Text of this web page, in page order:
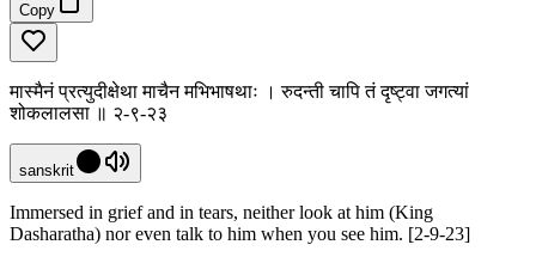
Copy
मास्मैनं प्रत्युदीक्षेथा माचैन मभिभाषथाः । रुदन्ती चापि तं दृष्ट्वा जगत्यां
शोकलालसा ॥ २-९-२३
sanskrit
Immersed in grief and in tears, neither look at him (King
Dasharatha) nor even talk to him when you see him. [2-9-23]